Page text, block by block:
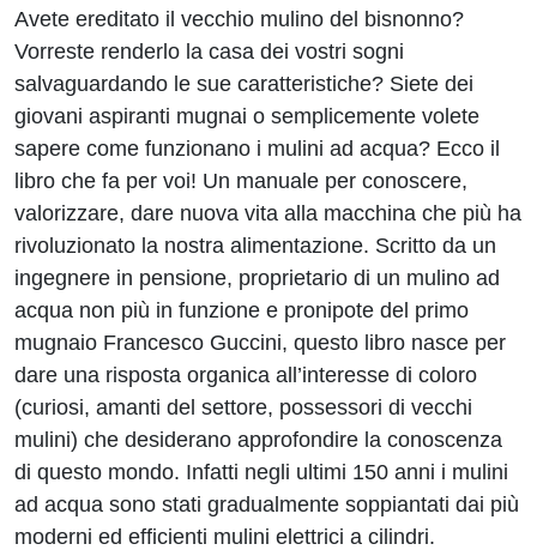
Avete ereditato il vecchio mulino del bisnonno?
Vorreste renderlo la casa dei vostri sogni
salvaguardando le sue caratteristiche? Siete dei
giovani aspiranti mugnai o semplicemente volete
sapere come funzionano i mulini ad acqua? Ecco il
libro che fa per voi! Un manuale per conoscere,
valorizzare, dare nuova vita alla macchina che più ha
rivoluzionato la nostra alimentazione. Scritto da un
ingegnere in pensione, proprietario di un mulino ad
acqua non più in funzione e pronipote del primo
mugnaio Francesco Guccini, questo libro nasce per
dare una risposta organica all’interesse di coloro
(curiosi, amanti del settore, possessori di vecchi
mulini) che desiderano approfondire la conoscenza
di questo mondo. Infatti negli ultimi 150 anni i mulini
ad acqua sono stati gradualmente soppiantati dai più
moderni ed efficienti mulini elettrici a cilindri.